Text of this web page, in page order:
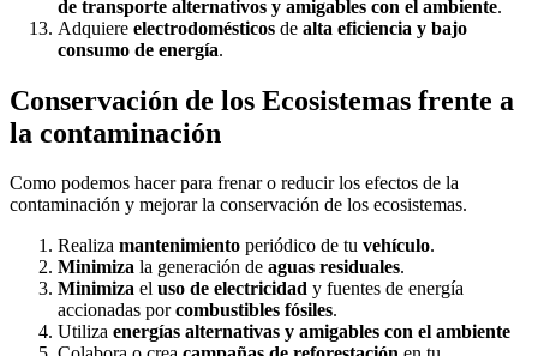
de transporte alternativos y amigables con el ambiente.
Adquiere electrodomésticos de alta eficiencia y bajo
consumo de energía.
Conservación de los Ecosistemas frente a
la contaminación
Como podemos hacer para frenar o reducir los efectos de la
contaminación y mejorar la conservación de los ecosistemas.
Realiza mantenimiento periódico de tu vehículo.
Minimiza la generación de aguas residuales.
Minimiza el uso de electricidad y fuentes de energía
accionadas porcombustibles fósiles.
Utiliza energías alternativas y amigables con el ambiente